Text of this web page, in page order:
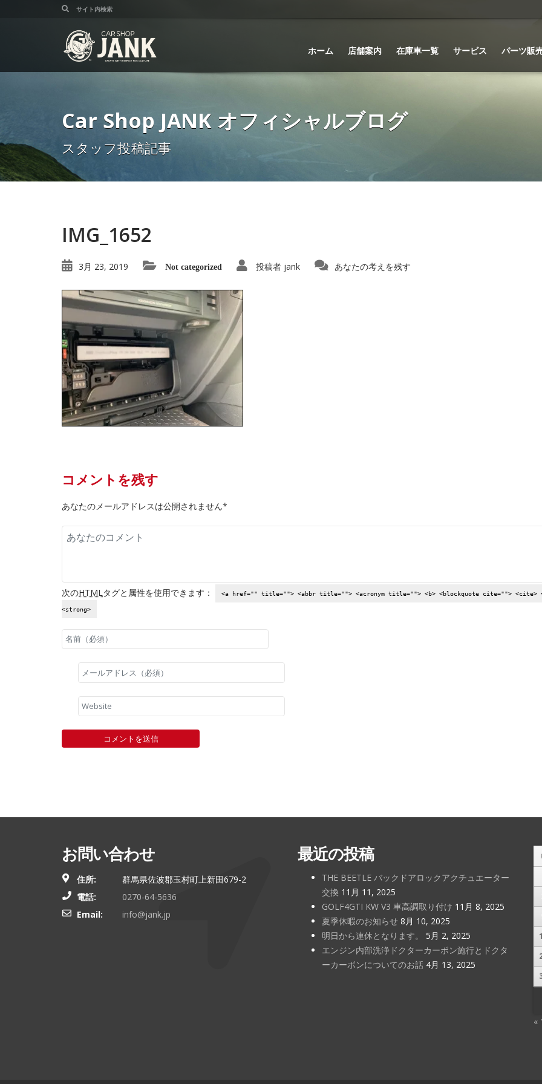
ホーム 店舗案内 在庫車一覧 サービス パーツ販
Car Shop JANK オフィシャルブログ
スタッフ投稿記事
IMG_1652
3月 23, 2019 Not categorized 投稿者 jank あなたの考えを残す
コメントを残す
あなたのメールアドレスは公開されません*
次のHTML タグと属性を使用できます： <a href="" title=""> <abbr title=""> <acronym title=""> <b> <blockquote cite=""> <cite>
<strong>
お問い合わせ
住所:
群馬県佐波郡玉村町上新田679-2
電話:
0270-64-5636
Email:
info@jank.jp
最近の投稿
THE BEETLE バックドアロックアクチュエーター
交換 11月 11, 2025
GOLF4GTI KW V3 車高調取り付け 11月 8, 2025
夏季休暇のお知らせ 8月 10, 2025
明日から連休となります。
5月 2, 2025
エンジン内部洗浄ドクターカーボン施行とドクタ
ーカーボンについてのお話 4月 13, 2025
«